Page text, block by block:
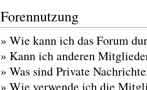
Forennutzung
» Wie kann ich das Forum
» Kann ich anderen
» Was sind Private
» Wie verwende ich die